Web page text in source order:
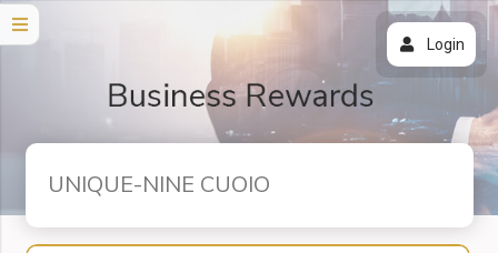
UNIQUE-NINE CUOIO
Login